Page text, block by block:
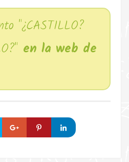
"¿CASTILLO?
en la web de